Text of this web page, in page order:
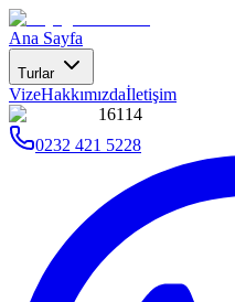
Ana Sayfa
Turlar
VizeHakkımızdaİletişim
16114
0232 421 5228